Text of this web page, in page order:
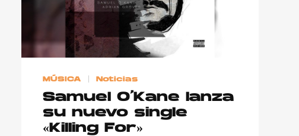
MÚSICA Noticias
Samuel O’Kane lanza
su nuevo single
«Killing For»